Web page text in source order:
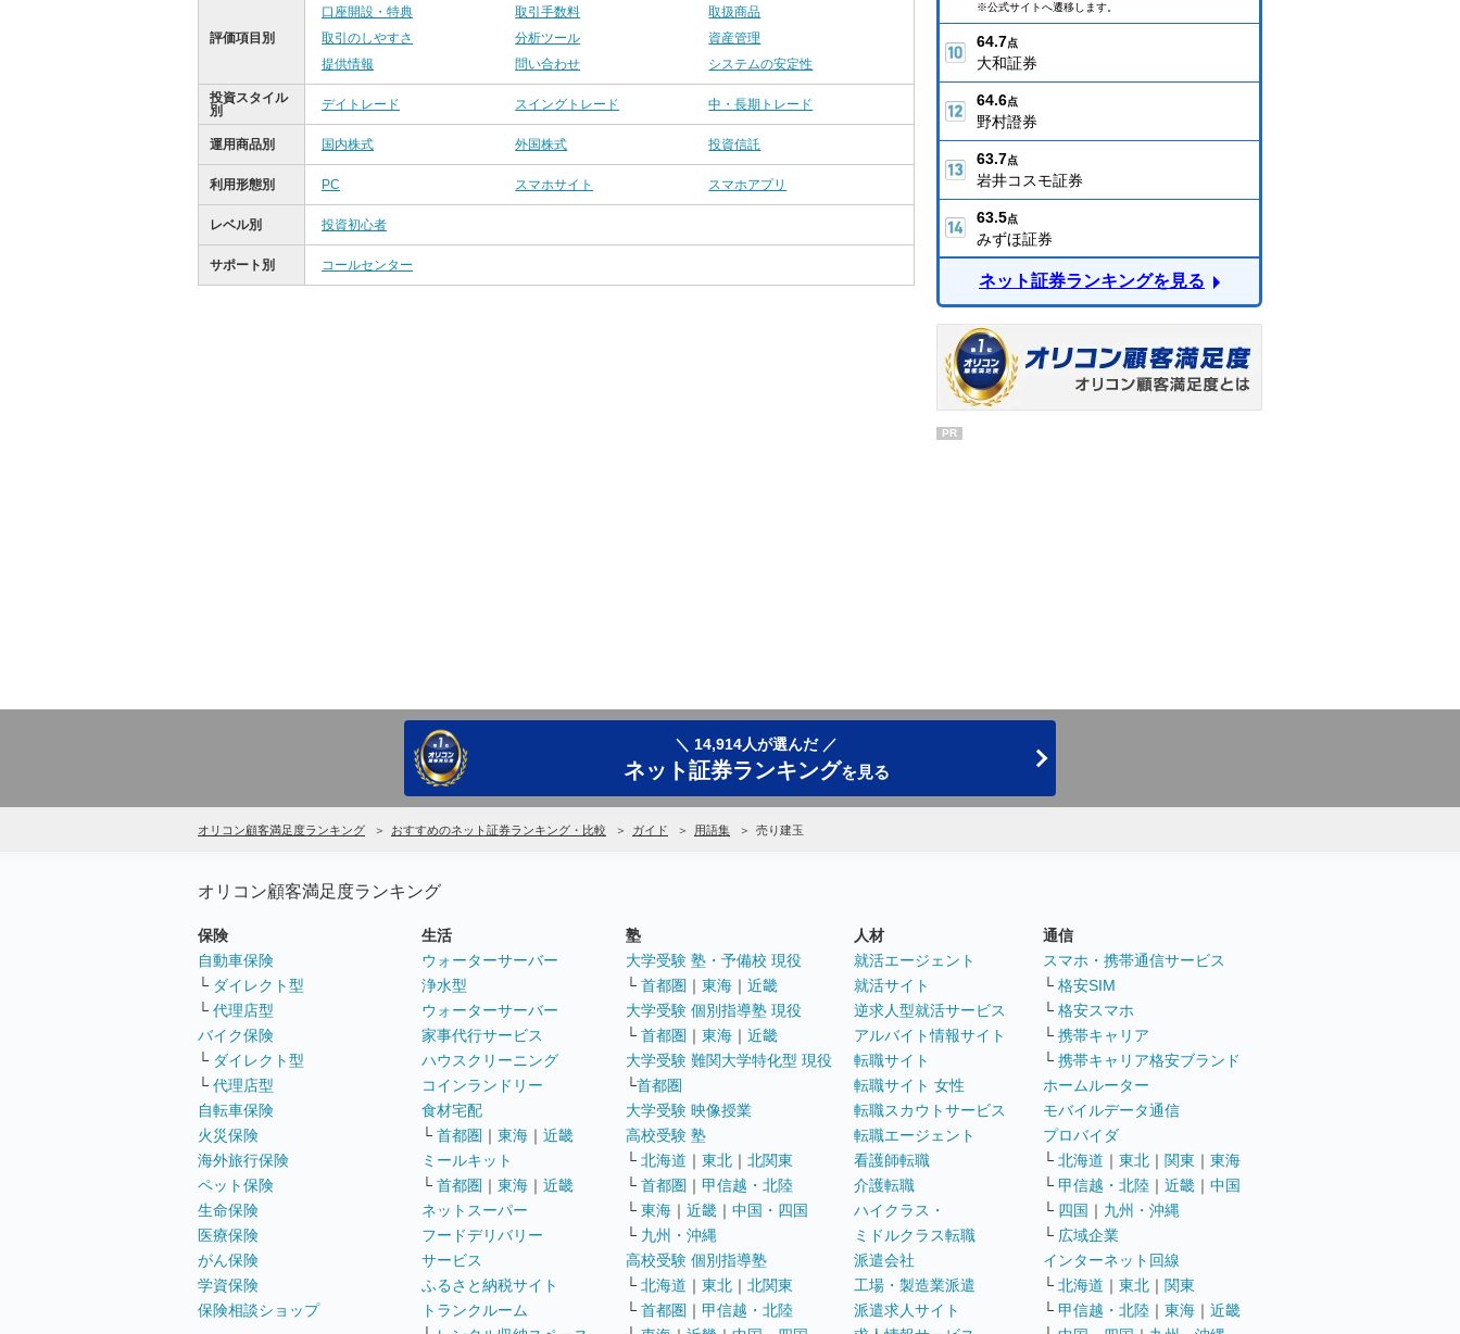
評価項目別
口座開設・特典 取引手数料
取扱商品
取引のしやすさ
分析ツール
資産管理
提供情報
問い合わせ システムの安定性
投資スタイル
別
デイトレード スイングトレード 中・長期トレード
運用商品別 国内株式 外国株式 投資信託
利用形態別 PC スマホサイト スマホアプリ
レベル別 投資初心者
サポート別 コールセンター
※公式サイトへ遷移します。
64.7点
大和証券
64.6点
野村證券
63.7点
岩井コスモ証券
63.5点
みずほ証券
ネット証券ランキングを見る
PR
＼ 14,914人が選んだ ／
ネット証券ランキングを見る
オリコン顧客満足度ランキング おすすめのネット証券ランキング・比較 ガイド 用語集 売り建玉
オリコン顧客満足度ランキング
保険
自動車保険
└ ダイレクト型
└ 代理店型
バイク保険
└ ダイレクト型
└ 代理店型
自転車保険
火災保険
海外旅行保険
ペット保険
生命保険
医療保険
がん保険
学資保険
保険相談ショップ
生活
ウォーターサーバー
浄水型
ウォーターサーバー
家事代行サービス
ハウスクリーニング
コインランドリー
食材宅配
└ 首都圏 ｜ 東海 ｜ 近畿
ミールキット
└ 首都圏 ｜ 東海 ｜ 近畿
ネットスーパー
フードデリバリー
サービス
ふるさと納税サイト
トランクルーム
塾
大学受験 塾・予備校 現役
└ 首都圏 ｜ 東海 ｜ 近畿
大学受験 個別指導塾 現役
└ 首都圏 ｜ 東海 ｜ 近畿
大学受験 難関大学特化型 現役
└首都圏
大学受験 映像授業
高校受験 塾
└ 北海道 ｜ 東北 ｜ 北関東
└ 首都圏 ｜ 甲信越・北陸
└ 東海 ｜ 近畿 ｜ 中国・四国
└ 九州・沖縄
高校受験 個別指導塾
└ 北海道 ｜ 東北 ｜ 北関東
└ 首都圏 ｜ 甲信越・北陸
人材
就活エージェント
就活サイト
逆求人型就活サービス
アルバイト情報サイト
転職サイト
転職サイト 女性
転職スカウトサービス
転職エージェント
看護師転職
介護転職
ハイクラス・
ミドルクラス転職
派遣会社
工場・製造業派遣
派遣求人サイト
通信
スマホ・携帯通信サービス
└ 格安SIM
└ 格安スマホ
└ 携帯キャリア
└ 携帯キャリア格安ブランド
ホームルーター
モバイルデータ通信
プロバイダ
└ 北海道 ｜ 東北 ｜ 関東 ｜ 東海
└ 甲信越・北陸 ｜ 近畿 ｜ 中国
└ 四国 ｜ 九州・沖縄
└ 広域企業
インターネット回線
└ 北海道 ｜ 東北 ｜ 関東
└ 甲信越・北陸 ｜ 東海 ｜ 近畿